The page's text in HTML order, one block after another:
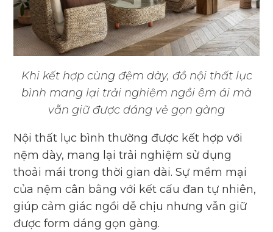
Khi kết hợp cùng đệm dày, đồ nội thất lục
bình mang lại trải nghiệm ngồi êm ái mà
vẫn giữ được dáng vẻ gọn gàng
Nội thất lục bình thường được kết hợp với
nệm dày, mang lại trải nghiệm sử dụng
thoải mái trong thời gian dài. Sự mềm mại
của nệm cân bằng với kết cấu đan tự nhiên,
giúp cảm giác ngồi dễ chịu nhưng vẫn giữ
được form dáng gọn gàng.